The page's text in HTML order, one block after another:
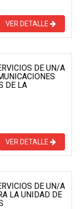
VER DETALLE
DE UN/A
DE LA
VER DETALLE
DE UN/A
LA UNIDAD DE